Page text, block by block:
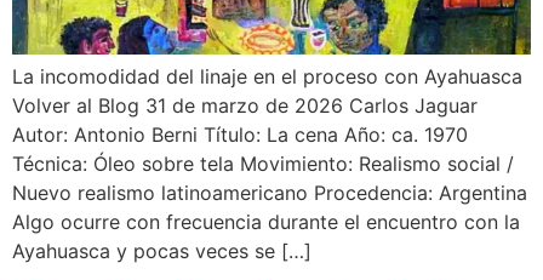
La incomodidad del linaje en el proceso con Ayahuasca
Volver al Blog 31 de marzo de 2026 Carlos Jaguar
Autor: Antonio Berni Título: La cena Año: ca. 1970
Técnica: Óleo sobre tela Movimiento: Realismo social /
Nuevo realismo latinoamericano Procedencia: Argentina
Algo ocurre con frecuencia durante el encuentro con la
Ayahuasca y pocas veces se […]